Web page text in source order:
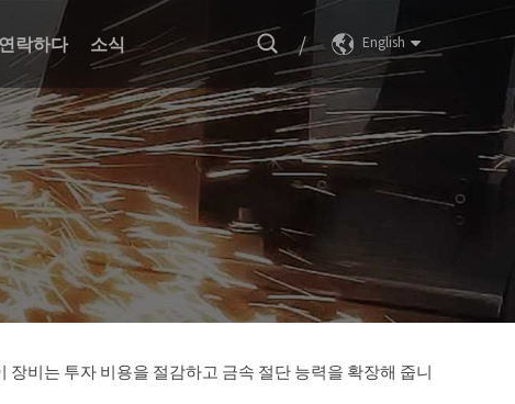
연락하다 소식 / English
비는 투자 비용을 절감하고 금속 절단 능력을 확장해 줍니